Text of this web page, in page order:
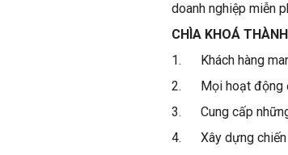
doanh nghiệp miễn
CHÌA KHOÁ
1. Khách hàng
2. Mọi hoạt động
3. Cung cấp những
4. Xây dựng chiến